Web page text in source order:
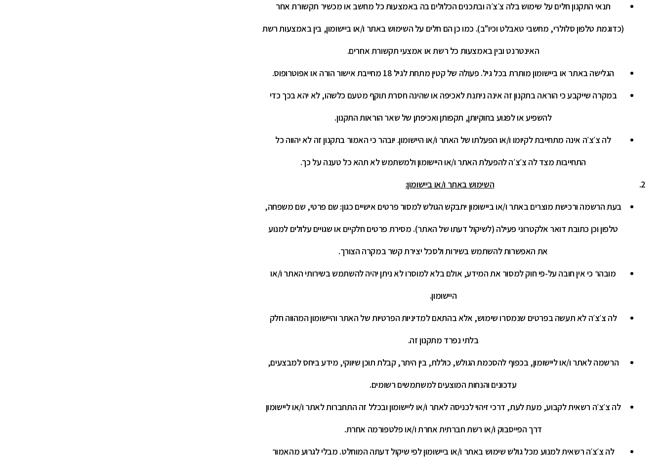
תנאי התקנון חלים על שימוש בלה צ׳צ׳ה ובתכנים הכלולים בה באמצעות כל מחשב או מכשיר תקשורת אחר
(כדוגמת טלפון סלולרי, מחשבי טאבלט וכיו"ב). כמו כן הם חלים על השימוש באתר ו/או ביישומון, בין באמצעות רשת
האינטרנט ובין באמצעות כל רשת או אמצעי תקשורת אחרים.
הגלישה באתר או ביישומון מותרת בכל גיל. פעולה של קטין מתחת לגיל 18 מחייבת אישור הורה או אפוטרופוס.
במקרה שייקבע כי הוראה בתקנון זה אינה ניתנת לאכיפה או שהינה חסרת תוקף מטעם כלשהו, לא יהא בכך כדי
להשפיע או לפגוע בחוקיותן, תקפותן ואכיפתן של שאר הוראות התקנון.
לה צ׳צ׳ה אינה מתחייבת לקיומו ו/או הפעלתו של האתר ו/או היישומון. יובהר כי האמור בתקנון זה לא יהווה כל
התחייבות מצד לה צ׳צ׳ה להפעלת האתר ו/או היישומון ולמשתמש לא תהא כל טענה על כך.
השימוש באתר ו/או ביישומון:
בעת הרשמה ורכישת מוצרים באתר ו/או ביישומון יתבקש הגולש למסור פרטים אישיים כגון: שם פרטי, שם משפחה,
טלפון וכן כתובת דואר אלקטרוני פעילה (לשיקול דעתו של האתר). מסירת פרטים חלקיים או שגויים עלולים למנוע
את האפשרות להשתמש בשירות ולסכל יצירת קשר במקרה הצורך.
מובהר כי אין חובה על-פי חוק למסור את המידע, אולם בלא למוסרו לא ניתן יהיה להשתמש בשירותי האתר ו/או
היישומון.
לה צ׳צ׳ה לא תעשה בפרטים שנמסרו שימוש, אלא בהתאם למדיניות הפרטיות של האתר והיישומון המהווה חלק
בלתי נפרד מתקנון זה.
הרשמה לאתר ו/או ליישומון, בכפוף להסכמת הגולש, כוללת, בין היתר, קבלת תוכן שיווקי, מידע ביחס למבצעים,
עדכונים והנחות המוצעים למשתמשים רשומים.
לה צ׳צ׳ה רשאית לקבוע, מעת לעת, דרכי זיהוי לכניסה לאתר ו/או ליישומון ובכלל זה התחברות לאתר ו/או ליישומון
דרך הפייסבוק ו/או רשת חברתית אחרת ו/או פלטפורמה אחרת.
לה צ׳צ׳ה רשאית למנוע מכל גולש שימוש באתר ו/או ביישומון לפי שיקול דעתה המוחלט. מבלי לגרוע מהאמור